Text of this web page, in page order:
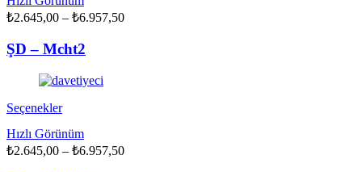
fazla
var.
ürün
sayfasından
seçilebilir
₺2.645,00 – ₺6.957,50Fiyat
ŞD – Mcht2
SeçeneklerBu
birden
fazla
Hızlı Görünüm
₺2.645,00 – ₺6.957,50Fiyat